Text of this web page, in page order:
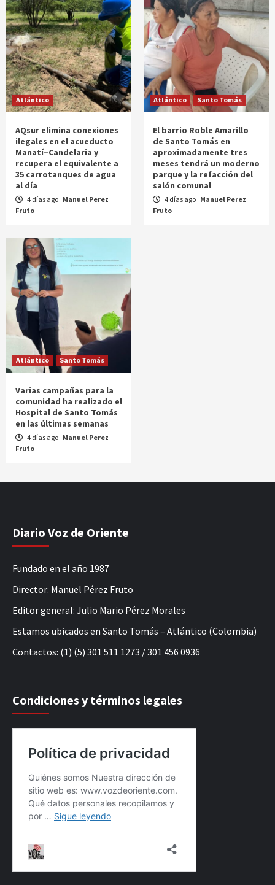
Atlántico
AQsur elimina conexiones
ilegales en el acueducto
Manatí–Candelaria y
recupera el equivalente a
35 carrotanques de agua
al día
4 días ago Manuel Perez
Fruto
Atlántico Santo Tomás
El barrio Roble Amarillo
de Santo Tomás en
aproximadamente tres
meses tendrá un moderno
parque y la refacción del
salón comunal
4 días ago Manuel Perez
Fruto
Atlántico Santo Tomás
Varias campañas para la
comunidad ha realizado el
Hospital de Santo Tomás
en las últimas semanas
4 días ago Manuel Perez
Fruto
Diario Voz de Oriente
Fundado en el año 1987
Director: Manuel Pérez Fruto
Editor general: Julio Mario Pérez Morales
Estamos ubicados en Santo Tomás – Atlántico (Colombia)
Contactos: (1) (5) 301 511 1273 / 301 456 0936
Condiciones y términos legales